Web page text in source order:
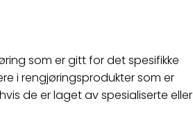
som er gitt for det spesifikke
i rengjøringsprodukter som er
de er laget av spesialiserte eller